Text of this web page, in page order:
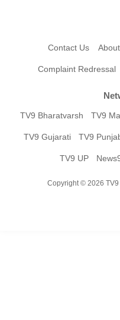
Contact Us
Complaint Redressal
TV9 Bharatvarsh TV9
TV9 Gujarati TV9
TV9 UP
Copyright © 2026 TV9